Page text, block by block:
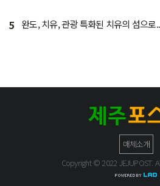
5 완도, 치유, 관광 특화된 치유의 섬으로
매체소개
Copyright © 2022 JEJUPOST.